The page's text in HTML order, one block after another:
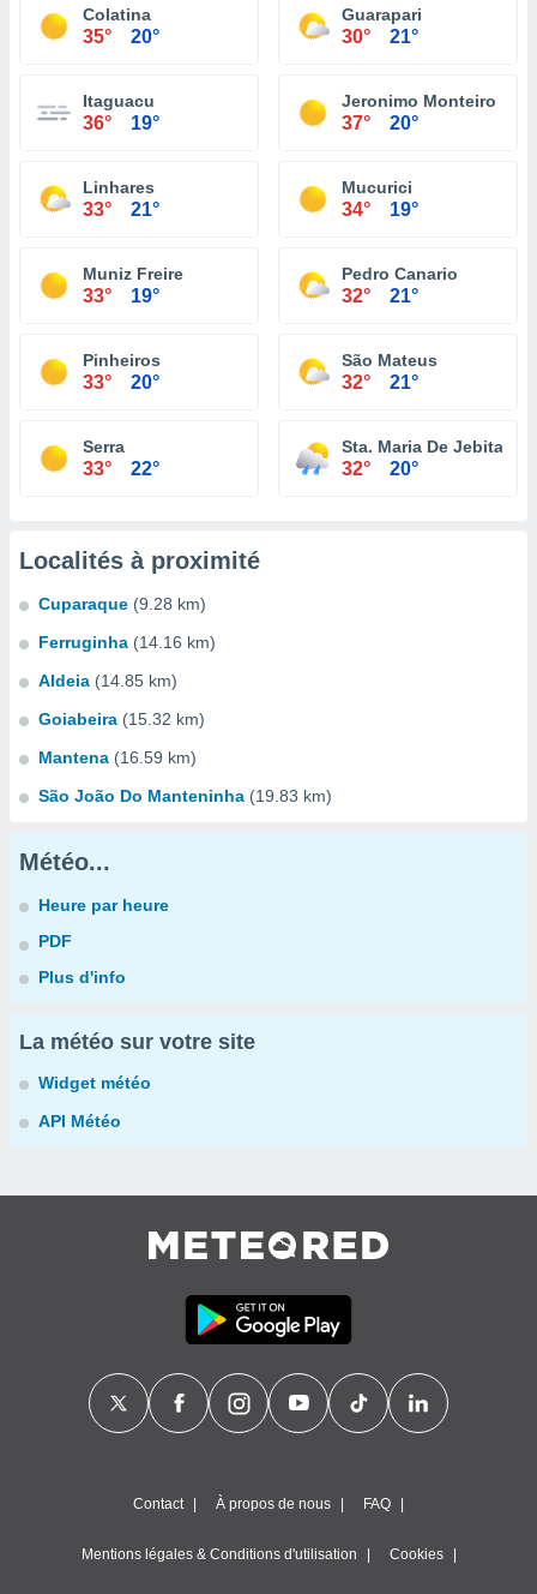
Colatina
35° 20°
Guarapari
30° 21°
Itaguacu
36° 19°
Jeronimo Monteiro
37° 20°
Linhares
33° 21°
Mucurici
34° 19°
Muniz Freire
33° 19°
Pedro Canario
32° 21°
Pinheiros
33° 20°
São Mateus
32° 21°
Serra
33° 22°
Sta. Maria De Jebita
32° 20°
Localités à proximité
Cuparaque (9.28 km)
Ferruginha (14.16 km)
Aldeia (14.85 km)
Goiabeira (15.32 km)
Mantena (16.59 km)
São João Do Manteninha (19.83 km)
Météo...
Heure par heure
PDF
Plus d'info
La météo sur votre site
Widget météo
API Météo
Contact À propos de nous FAQ
Mentions légales & Conditions d'utilisation Cookies